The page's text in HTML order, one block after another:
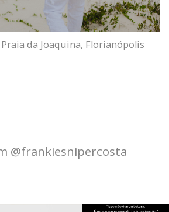
Praia da Joaquina, Florianópolis
@frankiesnipercosta